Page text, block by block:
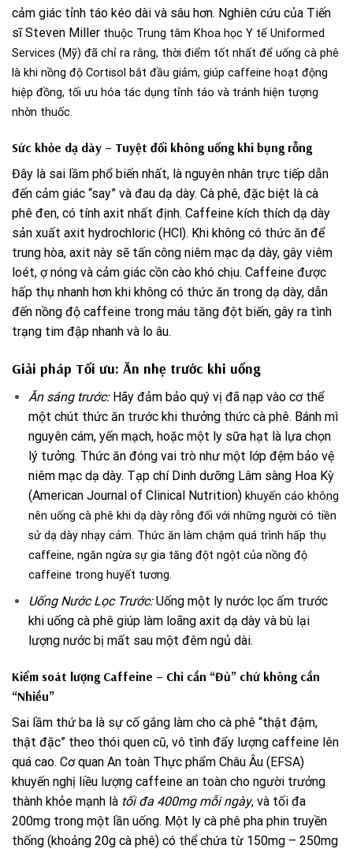
cảm giác tỉnh táo kéo dài và sâu hơn. Nghiên cứu của Tiến
sĩ Steven Miller thuộc Trung tâm Khoa học Y tế Uniformed
Services (Mỹ) đã chỉ ra rằng, thời điểm tốt nhất để uống cà phê
là khi nồng độ Cortisol bắt đầu giảm, giúp caffeine hoạt động
hiệp đồng, tối ưu hóa tác dụng tỉnh táo và tránh hiện tượng
nhờn thuốc.
Sức khỏe dạ dày – Tuyệt đối không uống khi bụng rỗng
Đây là sai lầm phổ biến nhất, là nguyên nhân trực tiếp dẫn
đến cảm giác “say” và đau dạ dày. Cà phê, đặc biệt là cà
phê đen, có tính axit nhất định. Caffeine kích thích dạ dày
sản xuất axit hydrochloric (HCl). Khi không có thức ăn để
trung hòa, axit này sẽ tấn công niêm mạc dạ dày, gây viêm
loét, ợ nóng và cảm giác cồn cào khó chịu. Caffeine được
hấp thụ nhanh hơn khi không có thức ăn trong dạ dày, dẫn
đến nồng độ caffeine trong máu tăng đột biến, gây ra tình
trạng tim đập nhanh và lo âu.
Giải pháp Tối ưu: Ăn nhẹ trước khi uống
Ăn sáng trước:Hãy đảm bảo quý vị đã nạp vào cơ thể
một chút thức ăn trước khi thưởng thức cà phê. Bánh mì
nguyên cám, yến mạch, hoặc một ly sữa hạt là lựa chọn
lý tưởng. Thức ăn đóng vai trò như một lớp đệm bảo vệ
niêm mạc dạ dày. Tạp chí Dinh dưỡng Lâm sàng Hoa Kỳ
(American Journal of Clinical Nutrition)khuyến cáo không
nên uống cà phê khi dạ dày rỗng đối với những người có tiền
sử dạ dày nhạy cảm. Thức ăn làm chậm quá trình hấp thụ
caffeine, ngăn ngừa sự gia tăng đột ngột của nồng độ
caffeine trong huyết tương.
Uống Nước Lọc Trước:Uống một ly nước lọc ấm trước
khi uống cà phê giúp làm loãng axit dạ dày và bù lại
lượng nước bị mất sau một đêm ngủ dài.
Kiểm soát lượng Caffeine – Chỉ cần “Đủ” chứ không cần
“Nhiều”
Sai lầm thứ ba là sự cố gắng làm cho cà phê “thật đậm,
thật đặc” theo thói quen cũ, vô tình đẩy lượng caffeine lên
quá cao. Cơ quan An toàn Thực phẩm Châu Âu (EFSA)
khuyến nghị liều lượng caffeine an toàn cho người trưởng
thành khỏe mạnh là tối đa 400mg mỗi ngày, và tối đa
200mg trong một lần uống. Một ly cà phê pha phin truyền
thống (khoảng 20g cà phê) có thể chứa từ 150mg – 250mg